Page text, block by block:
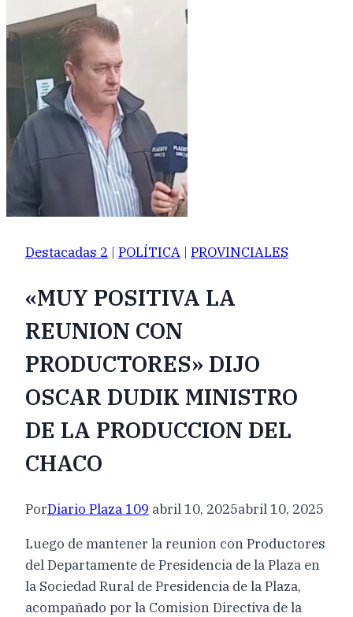
Destacadas 2 | POLÍTICA | PROVINCIALES
«MUY POSITIVA LA
REUNION CON
PRODUCTORES» DIJO
OSCAR DUDIK MINISTRO
DE LA PRODUCCION DEL
CHACO
PorDiario Plaza 109 abril 10, 2025abril 10, 2025
Luego de mantener la reunion con Productores
del Departamente de Presidencia de la Plaza en
la Sociedad Rural de Presidencia de la Plaza,
acompañado por la Comision Directiva de la